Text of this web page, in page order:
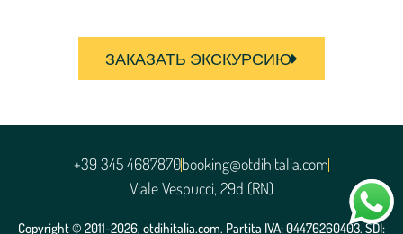
ЗАКАЗАТЬ ЭКСКУРСИЮ
Copyright © 2011-2026, otdihitalia.com. Partita IVA: 04476260403. SDI:
+39 345 4687870booking@otdihitalia.com
Viale Vespucci, 29d (RN)